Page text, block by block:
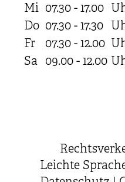
Mi 07.30 - 17.00
Do 07.30 - 17.30
Fr
07.30 - 12.00
Sa 09.00 - 12.00
Leichte